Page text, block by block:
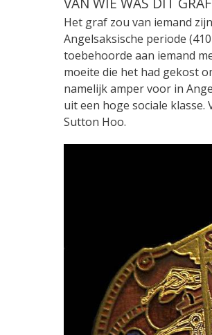
Het graf zou van iemand
Angelsaksische periode
toebehoorde aan iemand
moeite die het had gekost
namelijk amper voor in
uit een hoge sociale
Sutton Hoo.